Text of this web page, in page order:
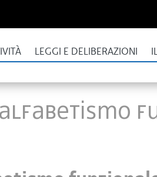
LEGGI E DELIBERAZIONI